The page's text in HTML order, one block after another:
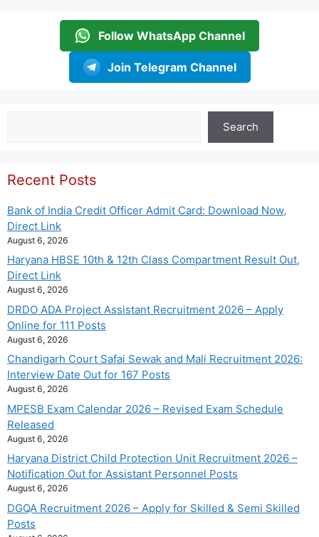
Follow WhatsApp Channel
Join Telegram Channel
Search
Recent Posts
Bank of India Credit Officer Admit Card: Download Now,
Direct Link
August 6, 2026
Haryana HBSE 10th & 12th Class Compartment Result Out,
Direct Link
August 6, 2026
DRDO ADA Project Assistant Recruitment 2026 – Apply
Online for 111 Posts
August 6, 2026
Chandigarh Court Safai Sewak and Mali Recruitment 2026:
Interview Date Out for 167 Posts
August 6, 2026
MPESB Exam Calendar 2026 – Revised Exam Schedule
Released
August 6, 2026
Haryana District Child Protection Unit Recruitment 2026 –
Notification Out for Assistant Personnel Posts
August 6, 2026
DGQA Recruitment 2026 – Apply for Skilled & Semi Skilled
Posts